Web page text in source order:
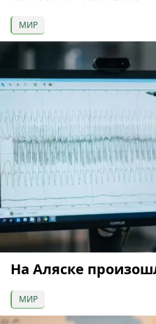
МИР
На Аляске
МИР